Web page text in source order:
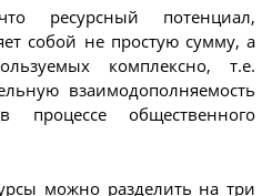
ресурсный потенциал,
собой не простую сумму, а
комплексно, т.е.
взаимодополняемость
процессе общественного
можно разделить на три